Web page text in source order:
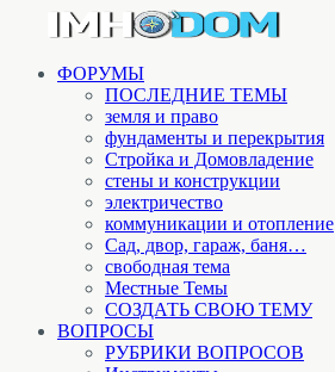
ФОРУМЫ
ПОСЛЕДНИЕ ТЕМЫ
земля и право
фундаменты и перекрытия
Стройка и Домовладение
стены и конструкции
электричество
коммуникации и отопление
Cад, двор, гараж, баня…
свободная тема
Местные Темы
СОЗДАТЬ СВОЮ ТЕМУ
ВОПРОСЫ
РУБРИКИ ВОПРОСОВ